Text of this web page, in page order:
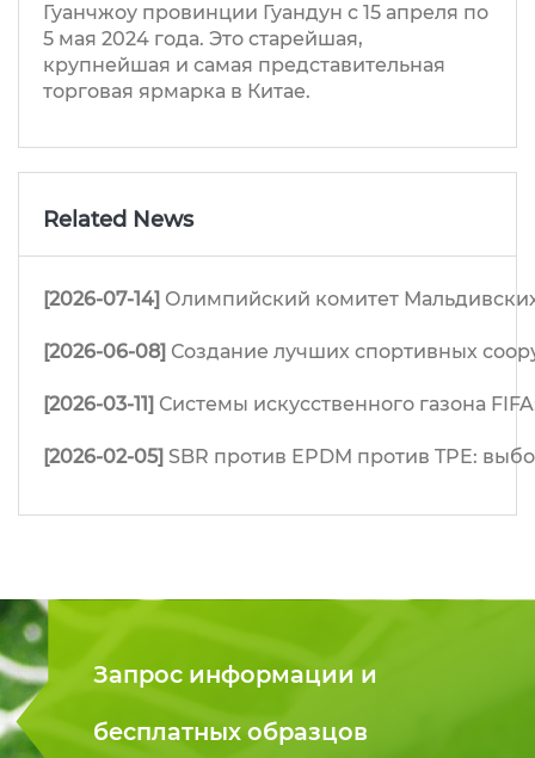
Гуанчжоу провинции Гуандун с 15 апреля по
5 мая 2024 года. Это старейшая,
крупнейшая и самая представительная
торговая ярмарка в Китае.
Related News
[2026-07-14] Олимпийский комитет
[2026-06-08] Создание лучших спортивных
[2026-03-11] Системы искусственного газона
[2026-02-05] SBR против EPDM против TPE:
Запрос информации и
бесплатных образцов